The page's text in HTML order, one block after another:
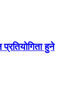
हुने